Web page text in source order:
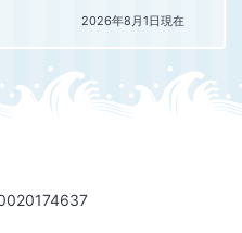
2026年8月1日現在